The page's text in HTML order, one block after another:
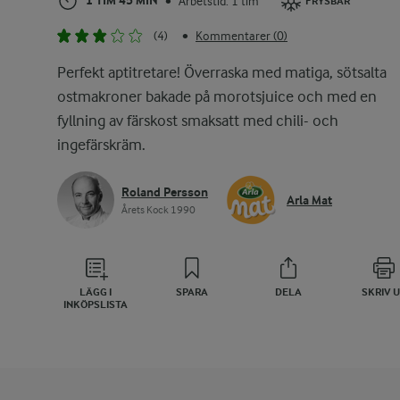
(4) • Kommentarer (0)
Perfekt aptitretare! Överraska med matiga, sötsalta
ostmakroner bakade på morotsjuice och med en
fyllning av färskost smaksatt med chili- och
ingefärskräm.
Roland Persson
Årets Kock 1990
Arla Mat
LÄGG I
INKÖPSLISTA
SPARA DELA SKRIV